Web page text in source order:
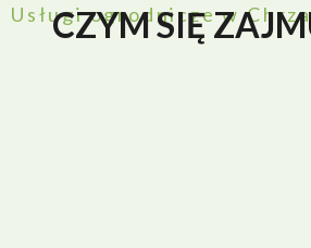
Usługi ogrodnicze w
CZYM SIĘ